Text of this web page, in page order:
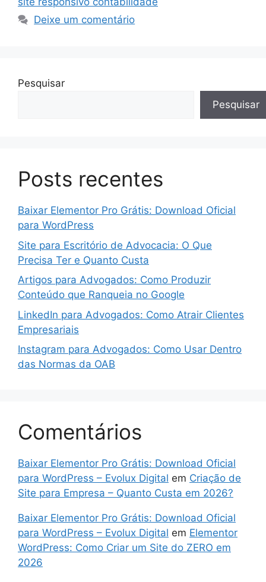
Deixe um comentário
Pesquisar
Pesquisar
Posts recentes
Baixar Elementor Pro Grátis: Download Oficial
para WordPress
Site para Escritório de Advocacia: O Que
Precisa Ter e Quanto Custa
Artigos para Advogados: Como Produzir
Conteúdo que Ranqueia no Google
LinkedIn para Advogados: Como Atrair Clientes
Empresariais
Instagram para Advogados: Como Usar Dentro
das Normas da OAB
Comentários
Baixar Elementor Pro Grátis: Download Oficial
para WordPress – Evolux Digital em Criação de
Site para Empresa – Quanto Custa em 2026?
Baixar Elementor Pro Grátis: Download Oficial
para WordPress – Evolux Digital em Elementor
WordPress: Como Criar um Site do ZERO em
2026